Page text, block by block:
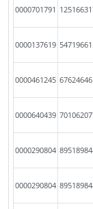
0000701791
0000137619
0000461245
0000640439
0000290804
0000290804